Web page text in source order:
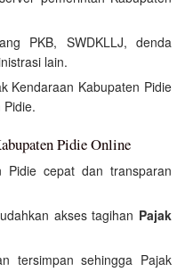
PKB, SWDKLLJ, denda
lain.
Kendaraan Kabupaten Pidie
Pidie Online
Pidie cepat dan transparan
akses tagihan Pajak
tersimpan sehingga Pajak